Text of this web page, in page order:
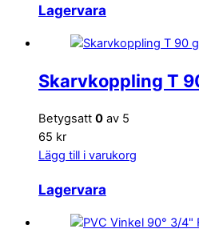
Lagervara
Skarvkoppling T
Betygsatt 0 av 5
65 kr
Lägg till i varukorg
Lagervara